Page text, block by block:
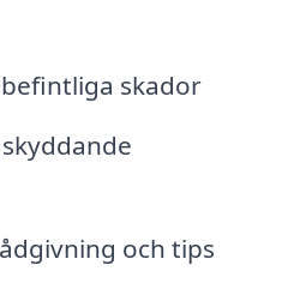
skador
och tips